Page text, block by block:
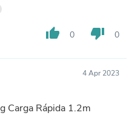
thumb_up 0 thumb_down 0
4 Apr 2023
Carga Rápida 1.2m